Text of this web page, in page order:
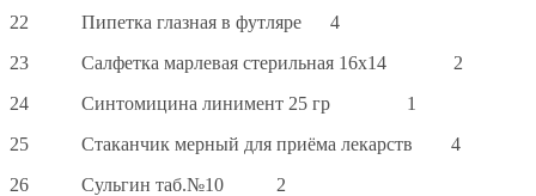
22 Пипетка глазная в футляре 4
23 Салфетка марлевая стерильная 16х14 2
24 Синтомицина линимент 25 гр 1
25 Стаканчик мерный для приёма лекарств 4
26 Сульгин таб.№10 2